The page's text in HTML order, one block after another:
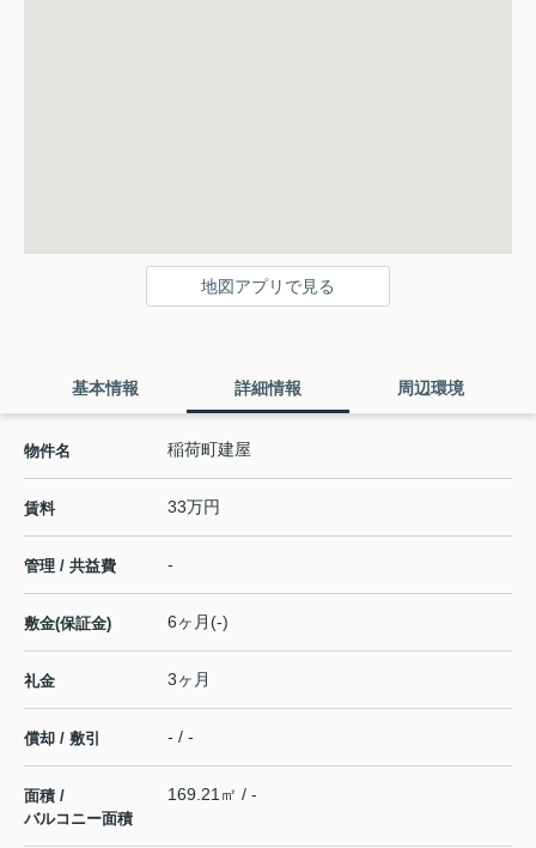
地図アプリで見る
基本情報 詳細情報 周辺環境
物件名 稲荷町建屋
賃料 33万円
管理 / 共益費 -
敷金(保証金) 6ヶ月(-)
礼金 3ヶ月
償却 / 敷引 - / -
面積 /
バルコニー面積
169.21㎡ / -